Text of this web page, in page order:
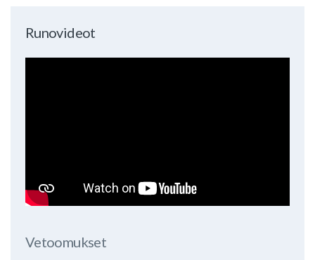
Runovideot
Vetoomukset